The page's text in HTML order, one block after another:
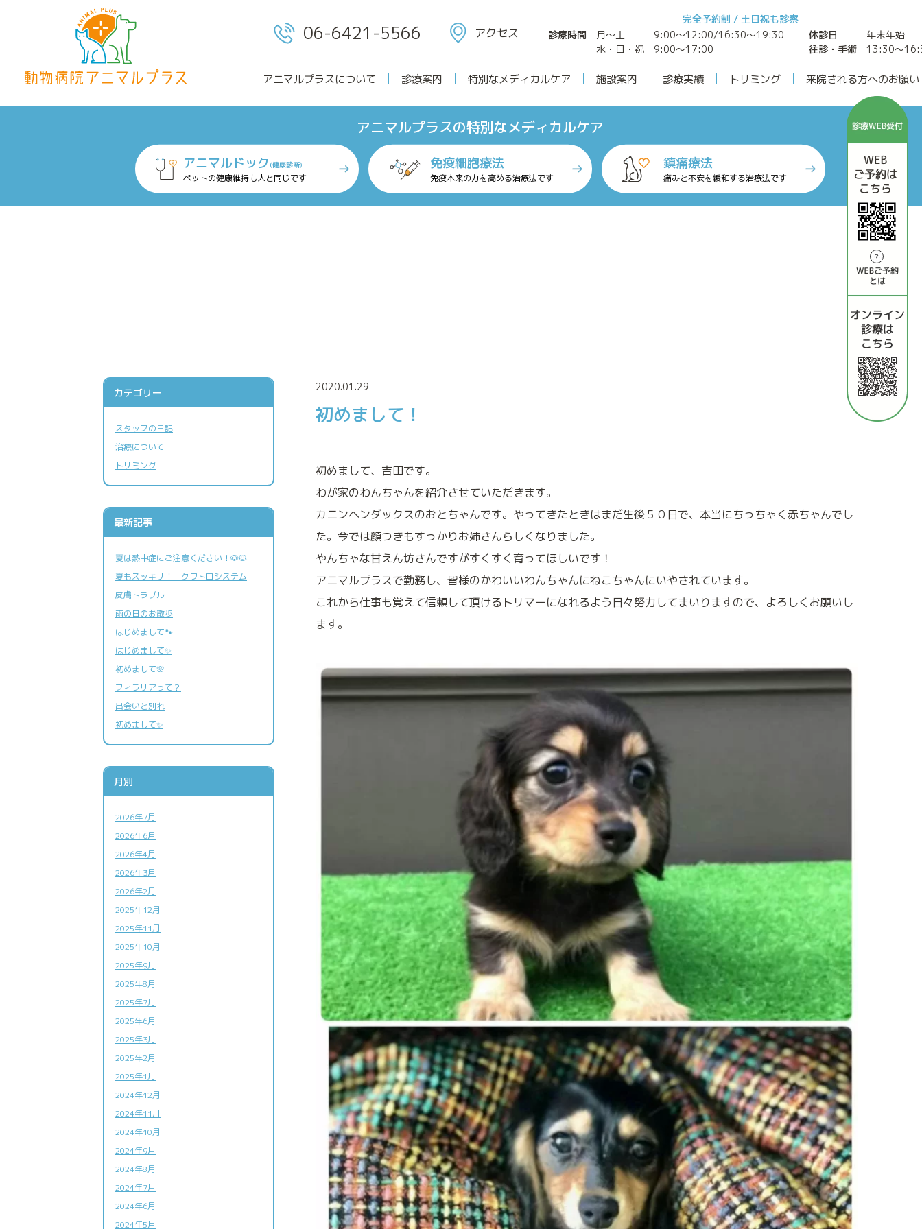
06-6421-5566 アクセス
完全予約制 / 土日祝も診察
診療時間
月～土
9:00〜12:00/16:30〜19:30
水・日・祝 9:00〜17:00
休診日
年末年始
往診・手術
13:30〜
アニマルプラスについて 診療案内 特別なメディカルケア 施設案内 診療実績 トリミング 来院される方へのお願い
アニマルプラスについて
来院される方へのお願い
アニマルプラスの特別なメディカルケア
アニマルドック
ペットの健康維持も人と同じです
痛みと不安を緩和する治療法です
アニマルプラスの特別なメディカルケア
アニマルドック (健康診断)
ペットの健康維持も人と同じです
免疫細胞療法
免疫本来の力を高める治療法です
鎮痛療法
痛みと不安を緩和する治療法です
カテゴリー
スタッフの日記
治療について
トリミング
最新記事
夏は熱中症にご注意ください！🐶🐱
夏もスッキリ！ クワトロシステム
皮膚トラブル
雨の日のお散歩
はじめまして🐾
はじめまして✨
初めまして🌸
フィラリアって？
出会いと別れ
初めまして✨
月別
2026年7月
2026年6月
2026年4月
2026年3月
2026年2月
2025年12月
2025年11月
2025年10月
2025年9月
2025年8月
2025年7月
2025年6月
2025年3月
2025年2月
2025年1月
2024年12月
2024年11月
2024年10月
2024年9月
2024年8月
2024年7月
2024年6月
2024年5月
2020.01.29
初めまして！
初めまして、吉田です。
わが家のわんちゃんを紹介させていただきます。
カニンヘンダックスのおとちゃんです。やってきたときはまだ生後５０日で、本当にちっちゃく赤ちゃんでし
た。今では顔つきもすっかりお姉さんらしくなりました。
やんちゃな甘えん坊さんですがすくすく育ってほしいです！
アニマルプラスで勤務し、皆様のかわいいわんちゃんにねこちゃんにいやされています。
これから仕事も覚えて信頼して頂けるトリマーになれるよう日々努力してまいりますので、よろしくお願いし
ます。